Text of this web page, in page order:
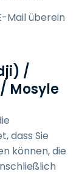
Mail überein
/
Mosyle
dass Sie
können, die